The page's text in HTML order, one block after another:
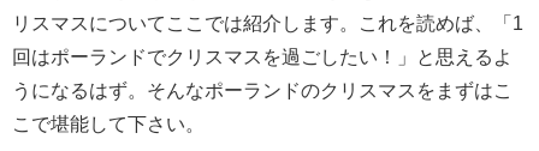
リスマスについてここでは紹介します。これを読めば、「1
回はポーランドでクリスマスを過ごしたい！」と思えるよ
うになるはず。そんなポーランドのクリスマスをまずはこ
こで堪能して下さい。